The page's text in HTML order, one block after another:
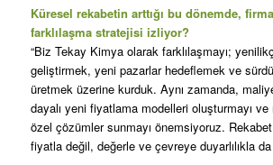
Küresel rekabetin arttığı bu dönemde,
farklılaşma stratejisi izliyor?
“Biz Tekay Kimya olarak farklılaşmayı;
geliştirmek, yeni pazarlar hedeflemek ve
üretmek üzerine kurduk. Aynı zamanda,
dayalı yeni fiyatlama modelleri oluşturmayı
özel çözümler sunmayı önemsiyoruz.
fiyatla değil, değerle ve çevreye duyarlılıkla